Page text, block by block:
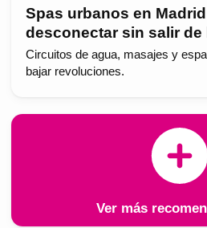
Spas urbanos en
desconectar sin salir de
Circuitos de agua, masajes y
bajar revoluciones.
Ver más